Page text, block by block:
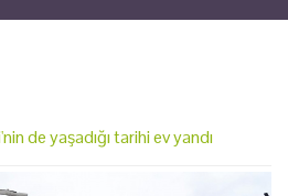
de yaşadığı tarihi ev yandı